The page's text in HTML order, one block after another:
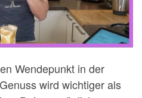
Wendepunkt in der
wird wichtiger als